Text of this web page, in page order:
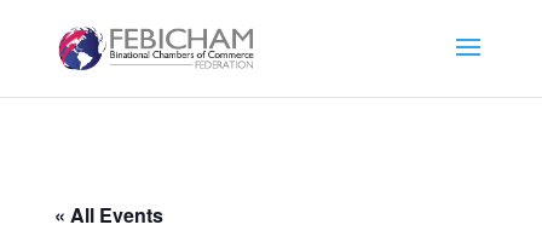
« All Events